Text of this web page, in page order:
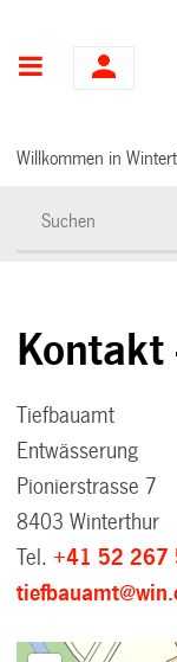
Willkommen in
Kontakt
Tiefbauamt
Entwässerung
Pionierstrasse 7
8403 Winterthur
Tel.+41 52 267